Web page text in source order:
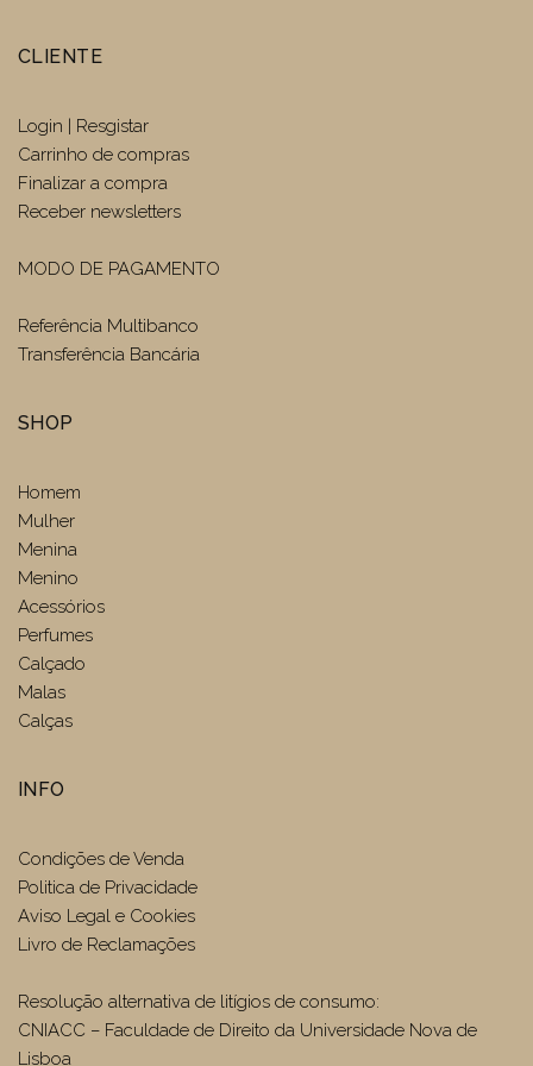
CLIENTE
Login | Resgistar
Carrinho de compras
Finalizar a compra
Receber newsletters
MODO DE PAGAMENTO
Referência Multibanco
Transferência Bancária
SHOP
Homem
Mulher
Menina
Menino
Acessórios
Perfumes
Calçado
Malas
Calças
INFO
Condições de Venda
Politica de Privacidade
Aviso Legal e Cookies
Livro de Reclamações
Resolução alternativa de litígios de consumo:
CNIACC – Faculdade de Direito da Universidade Nova de
Lisboa